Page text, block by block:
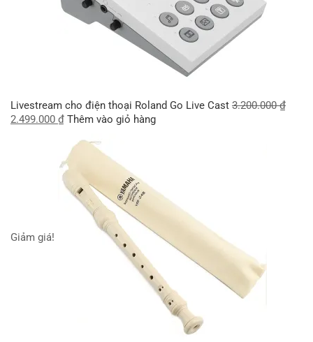
Livestream cho điện thoại Roland Go Live Cast 3.200.000₫
2.499.000 ₫ Thêm vào giỏ hàng
Giảm giá!